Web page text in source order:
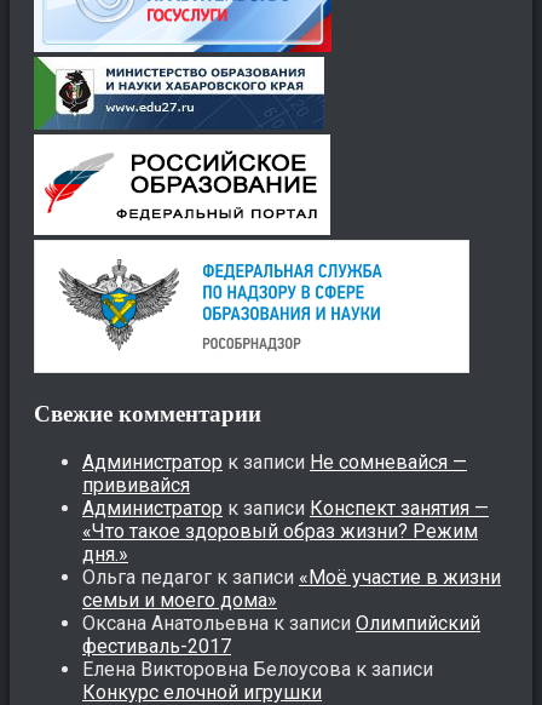
Свежие комментарии
Администратор к записи Не сомневайся —
прививайся
Администратор к записи Конспект занятия —
«Что такое здоровый образ жизни? Режим
дня.»
Ольга педагог к записи «Моё участие в жизни
семьи и моего дома»
Оксана Анатольевна к записи Олимпийский
фестиваль-2017
Елена Викторовна Белоусова к записи
Конкурс елочной игрушки